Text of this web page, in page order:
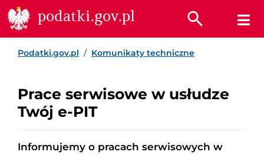
Przejdź do treści
Przejdź do wyszukiwarki
Przejdź do stopki
podatki.gov.pl
Podatki.gov.pl Komunikaty techniczne
Prace serwisowe w usłudze
Twój e-PIT
Informujemy o pracach serwisowych w